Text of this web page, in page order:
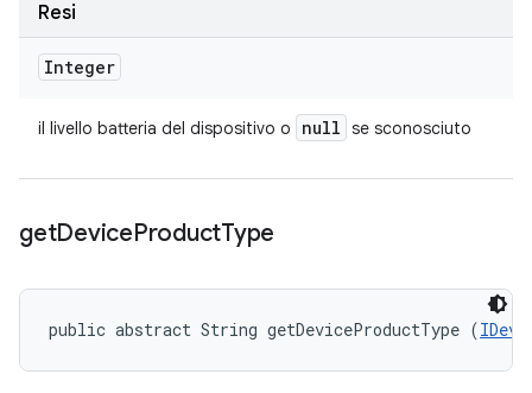
Resi
Integer
il livello batteria del dispositivo o null se sconosciuto
getDeviceProductType
public abstract String getDeviceProductType (